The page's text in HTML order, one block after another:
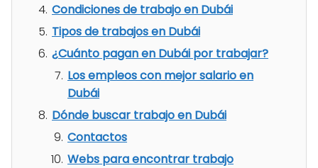
Condiciones de trabajo en Dubái
Tipos de trabajos en Dubái
¿Cuánto pagan en Dubái por trabajar?
Los empleos con mejor salario en
Dubái
Dónde buscar trabajo en Dubái
Contactos
Webs para encontrar trabajo